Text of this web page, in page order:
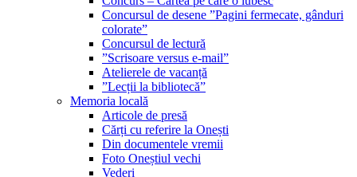
Concursul de desene ”Pagini fermecate, gânduri
colorate”
Concursul de lectură
”Scrisoare versus e-mail”
Atelierele de vacanță
”Lecții la bibliotecă”
Memoria locală
Articole de presă
Cărți cu referire la Onești
Din documentele vremii
Foto Oneștiul vechi
Vederi